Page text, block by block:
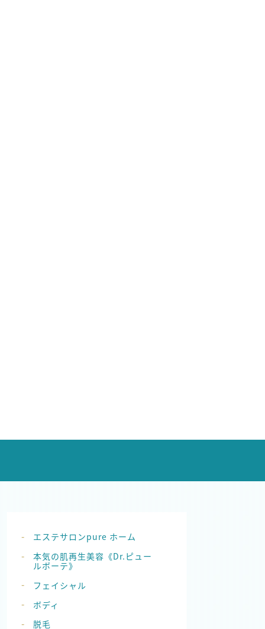
エステサロンpure ホーム
本気の肌再生美容《Dr.ピュー
ルボーテ》
フェイシャル
ボディ
脱毛